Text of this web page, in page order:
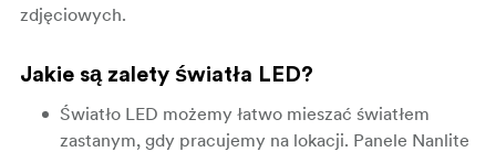
zdjęciowych.
Jakie są zalety światła LED?
Światło LED możemy łatwo mieszać światłem
zastanym, gdy pracujemy na lokacji. Panele Nanlite